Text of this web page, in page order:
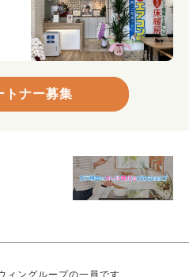
トナー募集
ィングループの一員です